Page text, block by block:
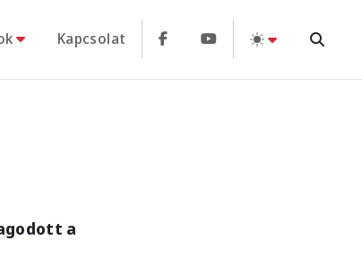
Kapcsolat
a